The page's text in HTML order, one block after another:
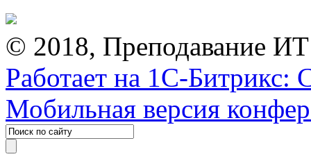
© 2018, Преподавание
Работает на 1С-Битрикс:
Мобильная версия